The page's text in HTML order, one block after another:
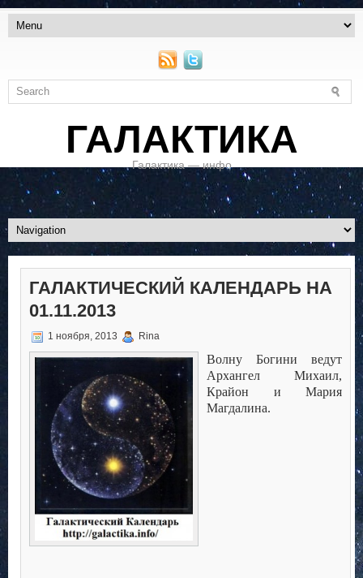
ГАЛАКТИКА
Галактика — инфо
ГАЛАКТИЧЕСКИЙ КАЛЕНДАРЬ НА
01.11.2013
1 ноября, 2013 Rina
Волну Богини ведут
Архангел Михаил,
Крайон и Мария
Магдалина.